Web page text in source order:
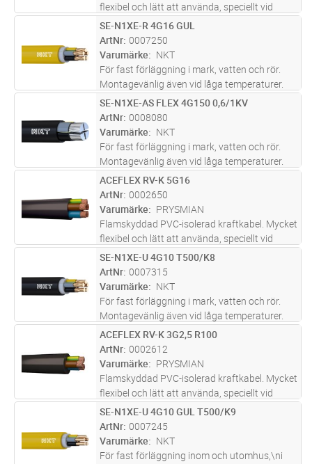
flexibel och lätt att använda, speciellt vid
dragning i trånga utrymmen. Avsedd för fast
förläggning utomhus, i rör, i mark. Får dock ej
plöjas ned. Ledar...läs mer
M Lägg i kundvagn
SE-N1XE-R 4G16 GUL
ArtNr 0007250
Varumärke
NKT
För fast förläggning i mark, vatten och rör.
Montagevänlig även vid låga temperaturer.
Lämplig för nedplöjning.
M Lägg i kundvagn
SE-N1XE-AS FLEX 4G150 0,6/1KV
ArtNr 0008080
Varumärke
NKT
För fast förläggning i mark, vatten och rör.
Montagevänlig även vid låga temperaturer.
Lämplig för nedplöjning.
M Lägg i kundvagn
ACEFLEX RV-K 5G16
ArtNr 0002650
Varumärke
PRYSMIAN
Flamskyddad PVC-isolerad kraftkabel. Mycket
flexibel och lätt att använda, speciellt vid
dragning i trånga utrymmen. Avsedd för fast
förläggning utomhus, i rör, i mark. Får dock ej
plöjas ned. Ledar...läs mer
M Lägg i kundvagn
SE-N1XE-U 4G10 T500/K8
ArtNr 0007315
Varumärke
NKT
För fast förläggning i mark, vatten och rör.
Montagevänlig även vid låga temperaturer.
Lämplig för nedplöjning.
M Lägg i kundvagn
ACEFLEX RV-K 3G2,5 R100
ArtNr 0002612
Varumärke
PRYSMIAN
Flamskyddad PVC-isolerad kraftkabel. Mycket
flexibel och lätt att använda, speciellt vid
dragning i trånga utrymmen. Avsedd för fast
förläggning utomhus, i rör, i mark. Får dock ej
plöjas ned. Ledar...läs mer
M Lägg i kundvagn
SE-N1XE-U 4G10 GUL T500/K9
ArtNr 0007245
Varumärke
NKT
För fast förläggning inom och utomhus,\ni